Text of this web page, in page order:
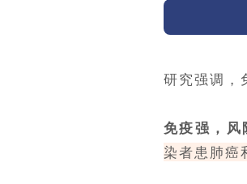
研究强调，
免疫强，风
染者患肺癌